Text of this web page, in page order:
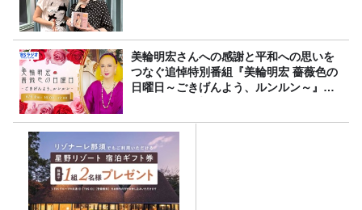
美輪明宏さんへの感謝と平和への思いを
つなぐ追悼特別番組『美輪明宏 薔薇色の
日曜日～ごきげんよう、ルンルン～』